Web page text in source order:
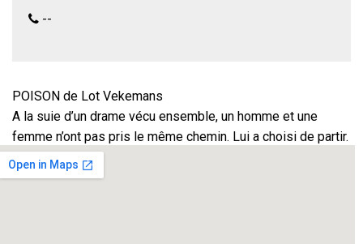
--
POISON de Lot Vekemans
A la suie d’un drame vécu ensemble, un homme et une
femme n’ont pas pris le même chemin. Lui a choisi de partir.
Elle est restée avec tout son chagrin.
Dix ans plus tard, ils se retrouvent… Ils vont se parler… Enfin